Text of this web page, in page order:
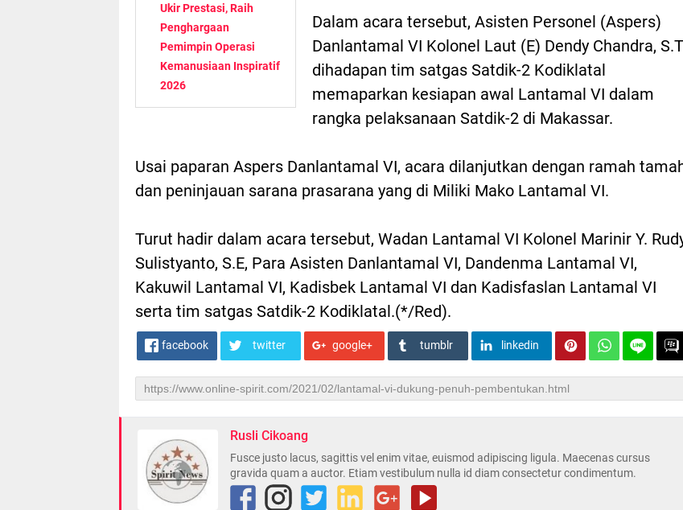
Ukir Prestasi, Raih
Penghargaan
Pemimpin Operasi
Kemanusiaan Inspiratif
2026
Dalam acara tersebut, Asisten Personel (Aspers)
Danlantamal VI Kolonel Laut (E) Dendy Chandra, S.T
dihadapan tim satgas Satdik-2 Kodiklatal
memaparkan kesiapan awal Lantamal VI dalam
rangka pelaksanaan Satdik-2 di Makassar.
Usai paparan Aspers Danlantamal VI, acara dilanjutkan dengan ramah
dan peninjauan sarana prasarana yang di Miliki Mako Lantamal VI.
Turut hadir dalam acara tersebut, Wadan Lantamal VI Kolonel Marinir Y.
Sulistyanto, S.E, Para Asisten Danlantamal VI, Dandenma Lantamal VI,
Kakuwil Lantamal VI, Kadisbek Lantamal VI dan Kadisfaslan Lantamal VI
serta tim satgas Satdik-2 Kodiklatal.(*/Red).
facebook twitter google+ tumblr linkedin
Rusli Cikoang
Fusce justo lacus, sagittis vel enim vitae, euismod adipiscing ligula. Maecenas cursus
gravida quam a auctor. Etiam vestibulum nulla id diam consectetur condimentum.